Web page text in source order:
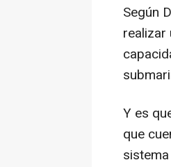
Según
realizar
Y es
que